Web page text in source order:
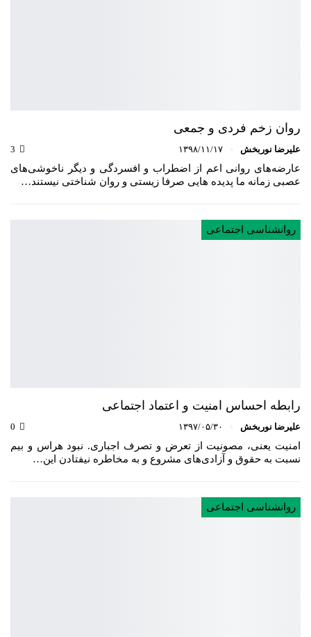
روان زخم فردی و جمعی
علیرضا نوربخش ۱۳۹۸/۱۱/۱۷
عارضه‌های روانی اعم از اضطراب و افسردگی و دیگر ناخوشی‌های
عصبی زمانه ما پدیده‌ هایی صرفا زیستی و روان شناختی نیستند…
روانشناسی اجتماعی
رابطه احساس امنیت و اعتماد اجتماعی
علیرضا نوربخش ۱۳۹۷/۰۵/۳۰
امنیت یعنی، مصونیت از تعرض و تصرف اجباری. نبود هراس و بیم
نسبت به‌ حقوق و آزادی‌های مشروع و به مخاطره نیفتادن این…
روانشناسی اجتماعی